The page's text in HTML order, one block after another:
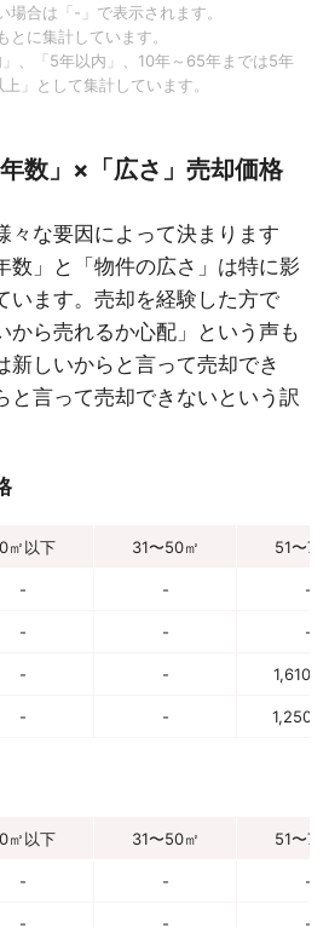
合は「-」で表示されます。
に集計しています。
、「5年以内」、10年～65年までは5年
」として集計しています。
数」×「広さ」売却価格
々な要因によって決まります
数」と「物件の広さ」は特に影
います。売却を経験した方で
から売れるか心配」という声も
新しいからと言って売却でき
と言って売却できないという訳
㎡以下 31〜50㎡ 51〜70
- - -
- - -
- - 1,610
- - 1,250
㎡以下 31〜50㎡ 51〜70
- - -
- - -